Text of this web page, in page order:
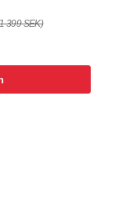
399 SEK)